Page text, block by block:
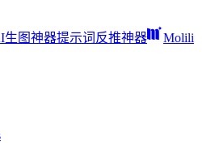
生图神器提示词反推神器
Molili